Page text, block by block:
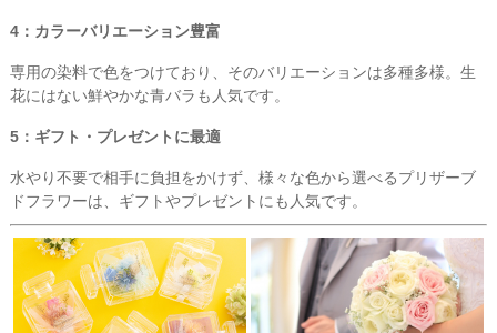
4：カラーバリエーション豊富
専用の染料で色をつけており、そのバリエーションは多種多様。生
花にはない鮮やかな青バラも人気です。
5：ギフト・プレゼントに最適
水やり不要で相手に負担をかけず、様々な色から選べるプリザーブ
ドフラワーは、ギフトやプレゼントにも人気です。